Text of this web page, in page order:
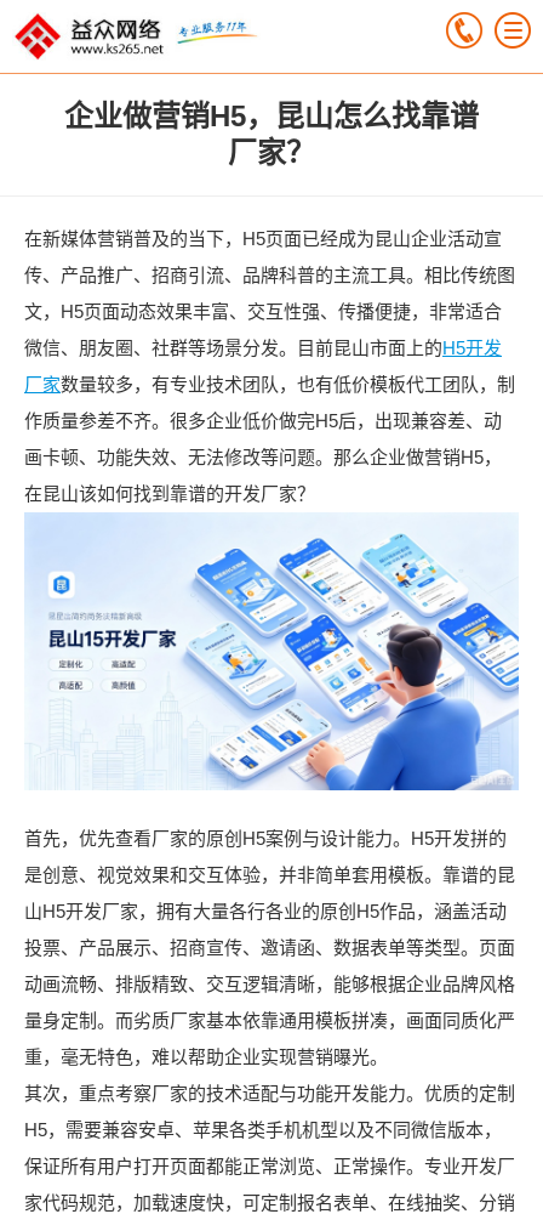
企业做营销H5，昆山怎么找靠谱
厂家？
在新媒体营销普及的当下，H5页面已经成为昆山企业活动宣
传、产品推广、招商引流、品牌科普的主流工具。相比传统图
文，H5页面动态效果丰富、交互性强、传播便捷，非常适合
微信、朋友圈、社群等场景分发。目前昆山市面上的H5开发
厂家数量较多，有专业技术团队，也有低价模板代工团队，制
作质量参差不齐。很多企业低价做完H5后，出现兼容差、动
画卡顿、功能失效、无法修改等问题。那么企业做营销H5，
在昆山该如何找到靠谱的开发厂家？
首先，优先查看厂家的原创H5案例与设计能力。H5开发拼的
是创意、视觉效果和交互体验，并非简单套用模板。靠谱的昆
山H5开发厂家，拥有大量各行各业的原创H5作品，涵盖活动
投票、产品展示、招商宣传、邀请函、数据表单等类型。页面
动画流畅、排版精致、交互逻辑清晰，能够根据企业品牌风格
量身定制。而劣质厂家基本依靠通用模板拼凑，画面同质化严
重，毫无特色，难以帮助企业实现营销曝光。
其次，重点考察厂家的技术适配与功能开发能力。优质的定制
H5，需要兼容安卓、苹果各类手机机型以及不同微信版本，
保证所有用户打开页面都能正常浏览、正常操作。专业开发厂
家代码规范，加载速度快，可定制报名表单、在线抽奖、分销